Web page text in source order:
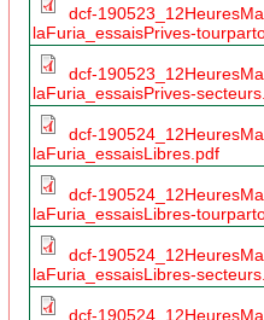
dcf-
laFuria_essaisPrives-
dcf-
laFuria_essaisPrives-
dcf-
laFuria_essaisLibres.pdf
dcf-
laFuria_essaisLibres-
dcf-
laFuria_essaisLibres-
dcf-